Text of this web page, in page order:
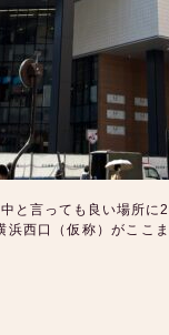
と言っても良い場所
浜西口（仮称）がここ